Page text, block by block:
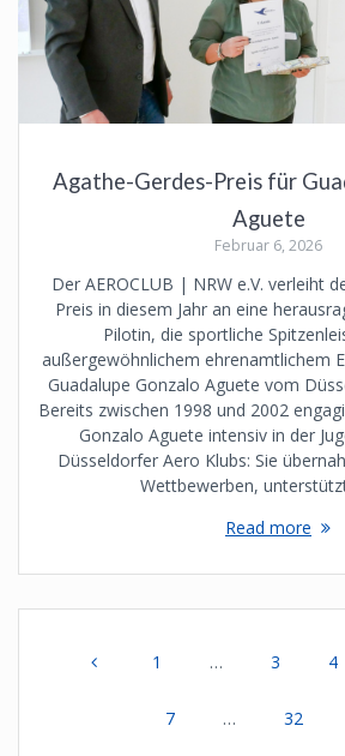
Agathe-Gerdes-Preis für
Aguete
Februar 6, 2026
Der AEROCLUB | NRW e.V. verleiht
Preis in diesem Jahr an eine
Pilotin, die sportliche
außergewöhnlichem ehrenamtlichem
Guadalupe Gonzalo Aguete vom
Bereits zwischen 1998 und 2002
Gonzalo Aguete intensiv in der
Düsseldorfer Aero Klubs: Sie
Wettbewerben,
Read more
navigationPage
1 … Page
3 4
Page
7 … Page
32